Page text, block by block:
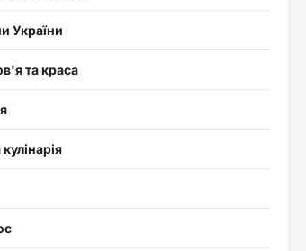
України
та краса